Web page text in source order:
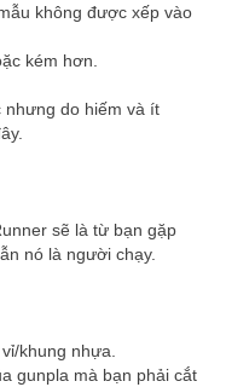
không được xếp vào
kém hơn.
nhưng do hiếm và ít
sẽ là từ bạn gặp
nó là người chạy.
khung nhựa.
gunpla mà bạn phải cắt